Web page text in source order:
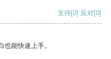
支持[0] 反对[0]
能快速上手。